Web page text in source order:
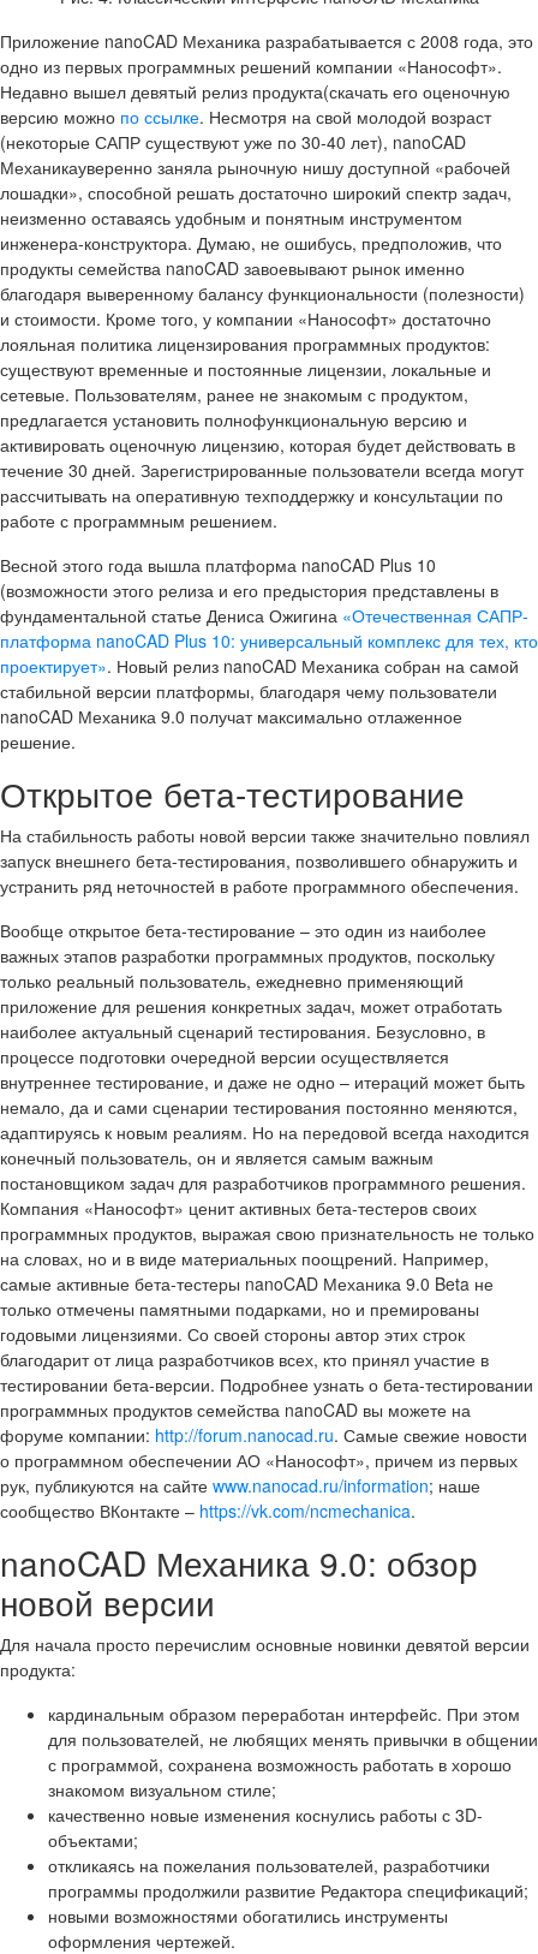
Приложение nanoCAD Механика разрабатывается с 2008 года, это
одно из первых программных решений компании «Нанософт».
Недавно вышел девятый релиз продукта(скачать его оценочную
версию можно по ссылке. Несмотря на свой молодой возраст
(некоторые САПР существуют уже по 30-40 лет), nanoCAD
Механикауверенно заняла рыночную нишу доступной «рабочей
лошадки», способной решать достаточно широкий спектр задач,
неизменно оставаясь удобным и понятным инструментом
инженера-конструктора. Думаю, не ошибусь, предположив, что
продукты семейства nanoCAD завоевывают рынок именно
благодаря выверенному балансу функциональности (полезности)
и стоимости. Кроме того, у компании «Нанософт» достаточно
лояльная политика лицензирования программных продуктов:
существуют временные и постоянные лицензии, локальные и
сетевые. Пользователям, ранее не знакомым с продуктом,
предлагается установить полнофункциональную версию и
активировать оценочную лицензию, которая будет действовать в
течение 30 дней. Зарегистрированные пользователи всегда могут
рассчитывать на оперативную техподдержку и консультации по
работе с программным решением.
Весной этого года вышла платформа nanoCAD Plus 10
(возможности этого релиза и его предыстория представлены в
фундаментальной статье Дениса Ожигина «Отечественная САПР-
платформа nanoCAD Plus 10: универсальный комплекс для тех, кто
проектирует». Новый релиз nanoCAD Механика собран на самой
стабильной версии платформы, благодаря чему пользователи
nanoCAD Механика 9.0 получат максимально отлаженное
решение.
Открытое бета-тестирование
На стабильность работы новой версии также значительно повлиял
запуск внешнего бета-тестирования, позволившего обнаружить и
устранить ряд неточностей в работе программного обеспечения.
Вообще открытое бета-тестирование – это один из наиболее
важных этапов разработки программных продуктов, поскольку
только реальный пользователь, ежедневно применяющий
приложение для решения конкретных задач, может отработать
наиболее актуальный сценарий тестирования. Безусловно, в
процессе подготовки очередной версии осуществляется
внутреннее тестирование, и даже не одно – итераций может быть
немало, да и сами сценарии тестирования постоянно меняются,
адаптируясь к новым реалиям. Но на передовой всегда находится
конечный пользователь, он и является самым важным
постановщиком задач для разработчиков программного решения.
Компания «Нанософт» ценит активных бета-тестеров своих
программных продуктов, выражая свою признательность не только
на словах, но и в виде материальных поощрений. Например,
самые активные бета-тестеры nanoCAD Механика 9.0 Beta не
только отмечены памятными подарками, но и премированы
годовыми лицензиями. Со своей стороны автор этих строк
благодарит от лица разработчиков всех, кто принял участие в
тестировании бета-версии. Подробнее узнать о бета-тестировании
программных продуктов семейства nanoCAD вы можете на
форуме компании: http://forum.nanocad.ru. Самые свежие новости
о программном обеспечении АО «Нанософт», причем из первых
рук, публикуются на сайте www.nanocad.ru/information; наше
сообщество ВКонтакте – https://vk.com/ncmechanica.
nanoCAD Механика 9.0: обзор
новой версии
Для начала просто перечислим основные новинки девятой версии
продукта:
кардинальным образом переработан интерфейс. При этом
для пользователей, не любящих менять привычки в общении
с программой, сохранена возможность работать в хорошо
знакомом визуальном стиле;
качественно новые изменения коснулись работы с 3D-
объектами;
откликаясь на пожелания пользователей, разработчики
программы продолжили развитие Редактора спецификаций;
новыми возможностями обогатились инструменты
оформления чертежей.